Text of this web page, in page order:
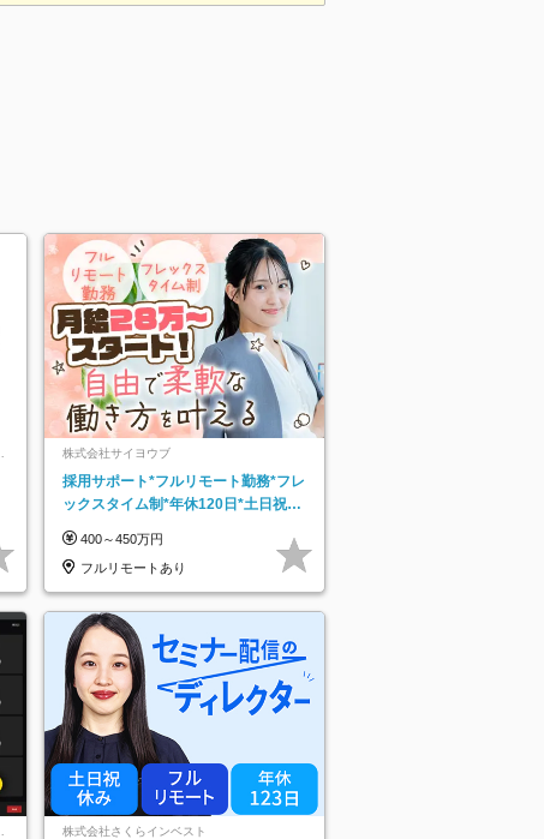
株式会社サイヨウブ
採用サポート*フルリモート勤務*フレ
ックスタイム制*年休120日*土日祝休
400～450万円
フルリモートあり
株式会社さくらインベスト